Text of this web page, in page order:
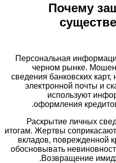
Почему
Персональная
черном рынке.
сведения банковских
электронной почты и
используют
оформления
Раскрытие личных
итогам. Жертвы
вкладов, поврежденной
обосновывать
Возвращение